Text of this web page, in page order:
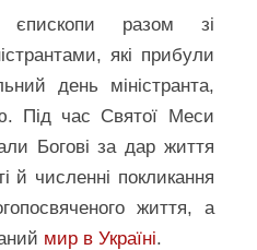
єпископи разом зі
які прибули
день міністранта,
Під час Святої Меси
Богові за дар життя
й численні покликання
життя, а
мир в Україні.